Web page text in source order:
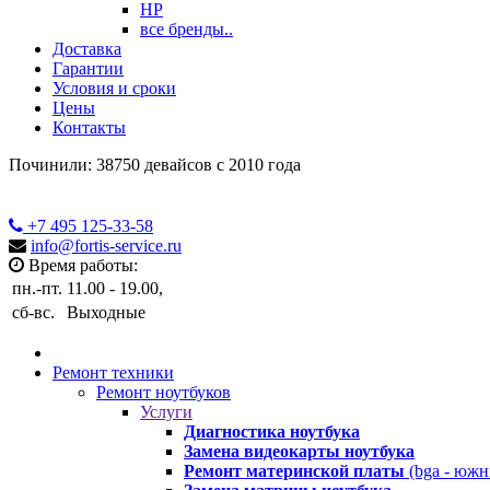
HP
все бренды..
Доставка
Гарантии
Условия и сроки
Цены
Контакты
Починили: 38750 девайсов с 2010 года
+7 495 125-33-58
info@fortis-service.ru
Время работы:
пн.-пт. 11.00 - 19.00,
сб-вс.
Выходные
Ремонт техники
Ремонт ноутбуков
Услуги
Диагностика ноутбука
Замена видеокарты ноутбука
Ремонт материнской платы (bga -